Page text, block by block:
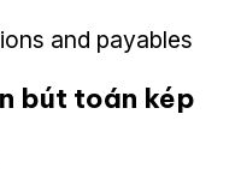
and payables
bút toán kép